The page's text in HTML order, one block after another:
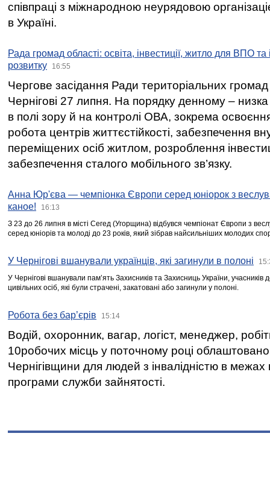
співпраці з міжнародною неурядовою
в Україні.
Рада громад області: освіта, інвестиції, житло для ВПО
розвитку
16:55
Чергове засідання Ради територіальних громад
Чернігові 27 липня. На порядку денному –
в полі зору й на контролі ОВА, зокрема освоєння
робота центрів життєстійкості, забезпечення
переміщених осіб житлом, розроблення
забезпечення сталого мобільного зв’язку.
Анна Юр'єва — чемпіонка Європи серед юніорок з
каное!
16:13
З 23 до 26 липня в місті Сегед (Угорщина) відбувся чемпіонат Європи з
серед юніорів та молоді до 23 років, який зібрав найсильніших молодих
У Чернігові вшанували українців, які загинули в полоні
У Чернігові вшанували пам’ять Захисників та Захисниць України,
цивільних осіб, які були страчені, закатовані або загинули у полоні.
Робота без бар’єрів 15:14
Водій, охоронник, вагар, логіст, менеджер,
10робочих місць у поточному році
Чернігівщини для людей з інвалідністю в межах
програми служби зайнятості.